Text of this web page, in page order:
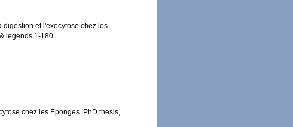
digestion et l'exocytose chez les
legends 1-180.
chez les Eponges. PhD thesis,